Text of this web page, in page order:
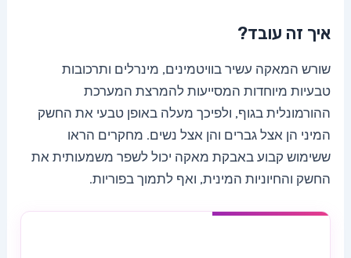
איך זה עובד?
שורש המאקה עשיר בוויטמינים, מינרלים ותרכובות
טבעיות מיוחדות המסייעות להמרצת המערכת
ההורמונלית בגוף, ולפיכך מעלה באופן טבעי את החשק
המיני הן אצל גברים והן אצל נשים. מחקרים הראו
ששימוש קבוע באבקת מאקה יכול לשפר משמעותית את
החשק והחיוניות המינית, ואף לתמוך בפוריות.